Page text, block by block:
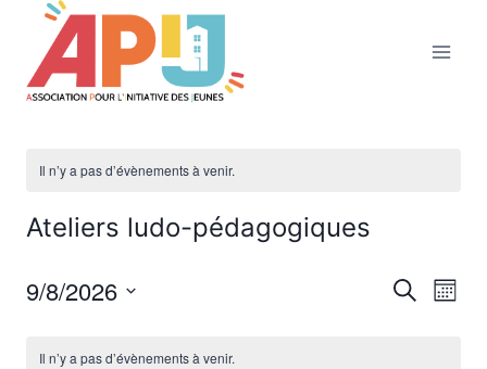
contenu
Il n’y a pas d’évènements à venir.
Ateliers ludo-pédagogiques
Recherche
Mois
9/8/2026
une
Calendrier
Il n’y a pas d’évènements à venir.